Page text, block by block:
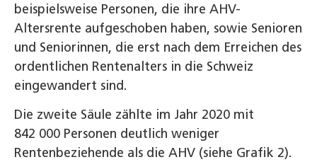
beispielsweise Personen, die ihre AHV-
Altersrente aufgeschoben haben, sowie Senioren
und Seniorinnen, die erst nach dem Erreichen des
ordentlichen Rentenalters in die Schweiz
eingewandert sind.
Die zweite Säule zählte im Jahr 2020 mit
842 000 Personen deutlich weniger
Rentenbeziehende als die AHV (siehe Grafik 2).